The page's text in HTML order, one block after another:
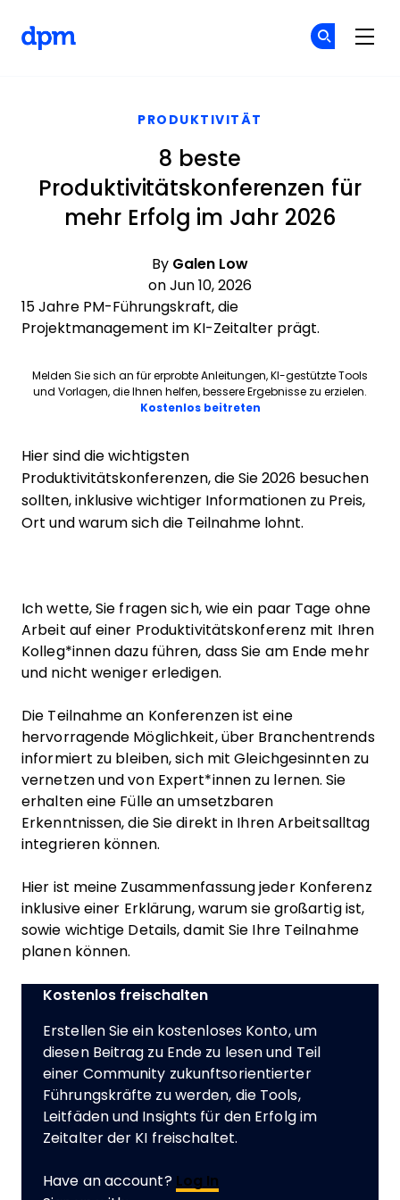
PRODUKTIVITÄT
8 beste
Produktivitätskonferenzen für
mehr Erfolg im Jahr 2026
By Galen Low
on Jun 10, 2026
15 Jahre PM-Führungskraft, die
Projektmanagement im KI-Zeitalter prägt.
Melden Sie sich an für erprobte Anleitungen, KI-gestützte Tools
und Vorlagen, die Ihnen helfen, bessere Ergebnisse zu erzielen.
Kostenlos beitretenOpens new window
Hier sind die wichtigsten
Produktivitätskonferenzen, die Sie 2026 besuchen
sollten, inklusive wichtiger Informationen zu Preis,
Ort und warum sich die Teilnahme lohnt.
Ich wette, Sie fragen sich, wie ein paar Tage ohne
Arbeit auf einer Produktivitätskonferenz mit Ihren
Kolleg*innen dazu führen, dass Sie am Ende mehr
und nicht weniger erledigen.
Die Teilnahme an Konferenzen ist eine
hervorragende Möglichkeit, über Branchentrends
informiert zu bleiben, sich mit Gleichgesinnten zu
vernetzen und von Expert*innen zu lernen. Sie
erhalten eine Fülle an umsetzbaren
Erkenntnissen, die Sie direkt in Ihren Arbeitsalltag
integrieren können.
Hier ist meine Zusammenfassung jeder Konferenz
inklusive einer Erklärung, warum sie großartig ist,
sowie wichtige Details, damit Sie Ihre Teilnahme
planen können.
Kostenlos freischalten
Erstellen Sie ein kostenloses Konto, um
diesen Beitrag zu Ende zu lesen und Teil
einer Community zukunftsorientierter
Führungskräfte zu werden, die Tools,
Leitfäden und Insights für den Erfolg im
Zeitalter der KI freischaltet.
Have an account? Log In